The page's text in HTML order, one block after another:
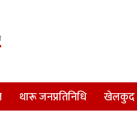
Community Nepal.
थारू जनप्रतिनिधि खेलकुद